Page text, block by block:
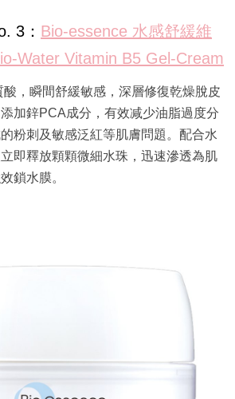
3： Bio-essence 水感舒緩維
Water Vitamin B5 Gel-Cream
，瞬間舒緩敏感，深層修復乾燥脫皮
加鋅PCA成分，有效减少油脂過度分
粉刺及敏感泛紅等肌膚問題。配合水
即釋放顆顆微細水珠，迅速滲透為肌
鎖水膜。